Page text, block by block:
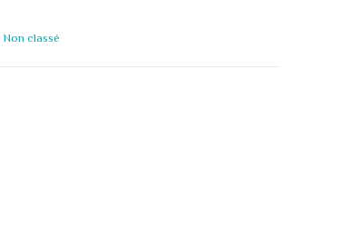
Non classé